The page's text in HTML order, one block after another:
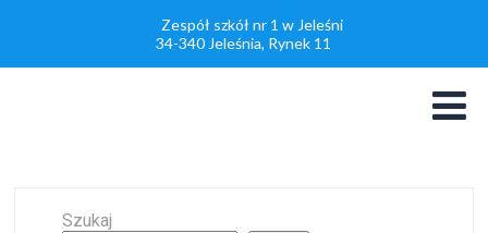
Zespół szkół nr 1 w Jeleśni
34-340 Jeleśnia, Rynek 11
Szukaj